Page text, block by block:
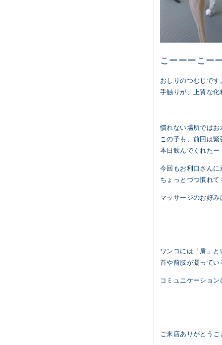
こーーーこー
おしりのつむじです
手触りが、上質な
慣れない場所では
この子も、前回は
本日飲んでくれたー
今回もお利口さん
ちょっとづつ慣れ
マッサージのお好
ワンコには「肩」
首や前肢が凝って
コミュニケーショ
ご来店ありがとう